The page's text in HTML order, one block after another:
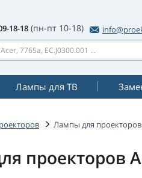
18-18 (пн-пт 10-18)
Лампы для ТВ
Лампы для проекторов
проекторов